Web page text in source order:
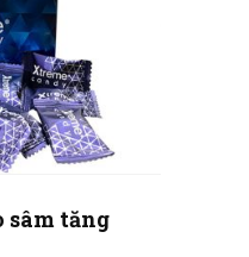
sâm tăng